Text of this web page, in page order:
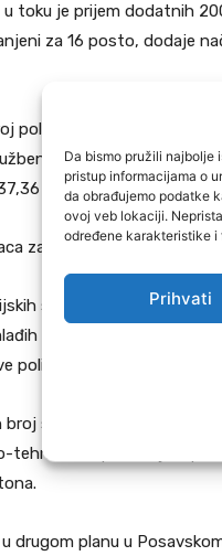
Da bismo pružili
pristup informacijama o
da obrađujemo podatke
ovoj veb lokaciji.
određene karakteristike i
Prihvati
toku je prijem dodatnih
za 16 posto, dodaje
policijskih službenika. Taj
u penziju
posto službenika”,
zaposlena je u
službenika olakšanje je
inspektora i bitno je da
policije MUP-a Zeničko-
broj službenika, nije to
opremanjem
drugom planu u